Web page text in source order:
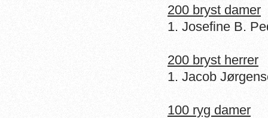
200 bryst damer
1. Josefine B.
200 bryst herrer
1. Jacob
100 ryg damer